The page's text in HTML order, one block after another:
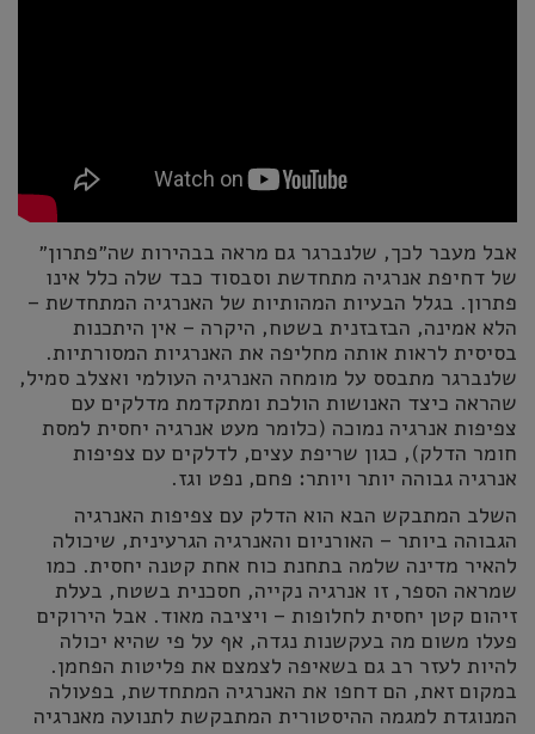
אבל מעבר לכך, שלנברגר גם מראה בבהירות שה״פתרון״
של דחיפת אנרגיה מתחדשת וסבסוד כבד שלה כלל אינו
פתרון. בגלל הבעיות המהותיות של האנרגיה המתחדשת –
הלא אמינה, הבזבזנית בשטח, היקרה – אין היתכנות
בסיסית לראות אותה מחליפה את האנרגיות המסורתיות.
שלנברגר מתבסס על מומחה האנרגיה העולמי ואצלב סמיל,
שהראה כיצד האנושות הולכת ומתקדמת מדלקים עם
צפיפות אנרגיה נמוכה (כלומר מעט אנרגיה יחסית למסת
חומר הדלק), כגון שריפת עצים, לדלקים עם צפיפות
אנרגיה גבוהה יותר ויותר: פחם, נפט וגז.
השלב המתבקש הבא הוא הדלק עם צפיפות האנרגיה
הגבוהה ביותר – האורניום והאנרגיה הגרעינית, שיכולה
להאיר מדינה שלמה בתחנת כוח אחת קטנה יחסית. כמו
שמראה הספר, זו אנרגיה נקייה, חסכנית בשטח, בעלת
זיהום קטן יחסית לחלופות – ויציבה מאוד. אבל הירוקים
פעלו משום מה בעקשנות נגדה, אף על פי שהיא יכולה
להיות לעזר רב גם בשאיפה לצמצם את פליטות הפחמן.
במקום זאת, הם דחפו את האנרגיה המתחדשת, בפעולה
המנוגדת למגמה ההיסטורית המתבקשת לתנועה מאנרגיה